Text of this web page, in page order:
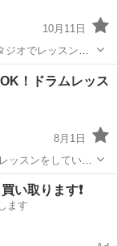
10月11日
ジオでレッスンが
！ドラムレッス
8月1日
ッスンをしていま
・バンドで上手く
向け
い取ります❗️
ます